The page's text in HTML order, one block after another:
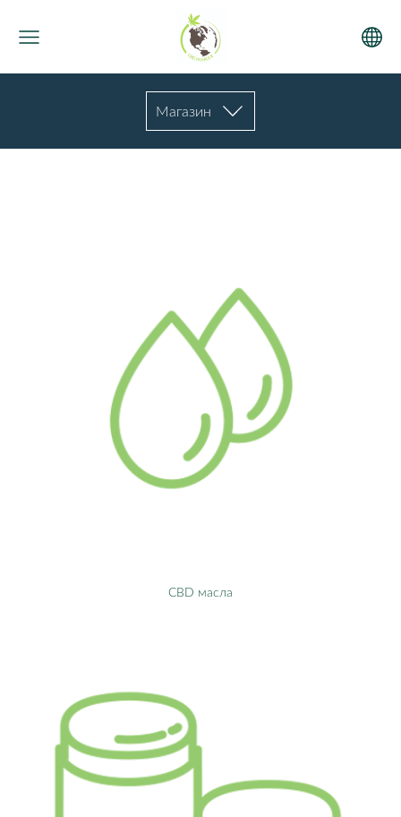
Магазин
CBD масла